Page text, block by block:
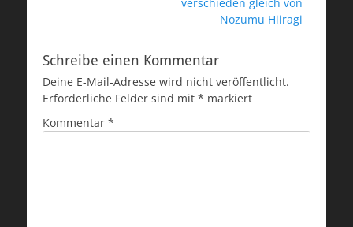
Nozumu Hiiragi
Schreibe einen Kommentar
Deine E-Mail-Adresse wird nicht veröffentlicht.
Erforderliche Felder sind mit * markiert
Kommentar *